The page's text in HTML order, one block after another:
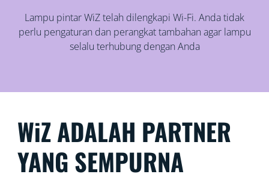
Lampu pintar WiZ telah dilengkapi Wi-Fi. Anda tidak
perlu pengaturan dan perangkat tambahan agar lampu
selalu terhubung dengan Anda
WiZ ADALAH PARTNER
YANG SEMPURNA